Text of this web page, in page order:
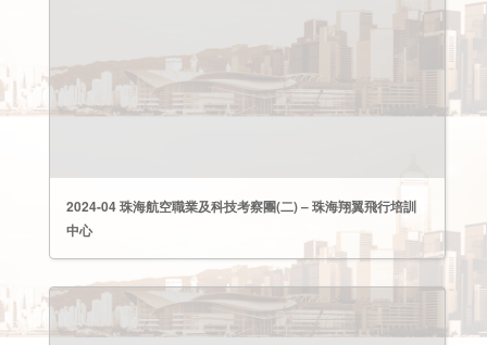
2024-04 珠海航空職業及科技考察團(二) – 珠海翔翼飛行培訓
中心